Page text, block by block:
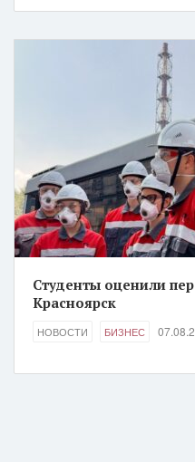
Студенты оценили
Красноярск
НОВОСТИ БИЗНЕС